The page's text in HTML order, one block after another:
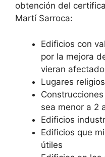
obtención del
Martí Sarroca:
Edificios con
por la mejora
vieran
Lugares
sea menor a 2
Edificios
Edificios que
útiles